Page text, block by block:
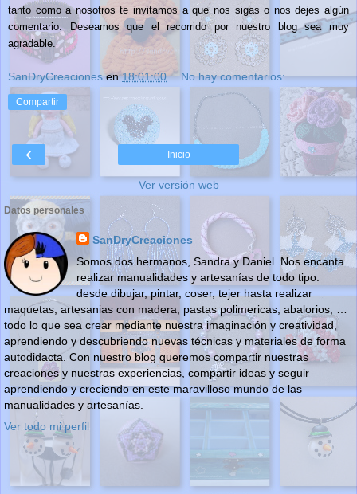
tanto como a nosotros te invitamos a que nos sigas o nos dejes algún
comentario. Deseamos que el recorrido por nuestro blog sea muy
agradable.
SanDryCreaciones en18:01:00 No hay comentarios:
Compartir
‹ Inicio
Ver versión web
Datos personales
SanDryCreaciones
Somos dos hermanos, Sandra y Daniel. Nos encanta
realizar manualidades y artesanías de todo tipo:
desde dibujar, pintar, coser, tejer hasta realizar
maquetas, artesanias con madera, pastas polimericas, abalorios, …
todo lo que sea crear mediante nuestra imaginación y creatividad,
aprendiendo y descubriendo nuevas técnicas y materiales de forma
autodidacta. Con nuestro blog queremos compartir nuestras
creaciones y nuestras experiencias, compartir ideas y seguir
aprendiendo y creciendo en este maravilloso mundo de las
manualidades y artesanías.
Ver todo mi perfil